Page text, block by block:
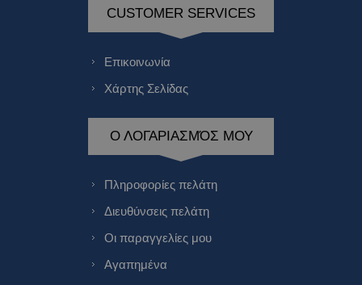
CUSTOMER SERVICES
Επικοινωνία
Χάρτης Σελίδας
Ο ΛΟΓΑΡΙΑΣΜΌΣ ΜΟΥ
Πληροφορίες πελάτη
Διευθύνσεις πελάτη
Οι παραγγελίες μου
Αγαπημένα